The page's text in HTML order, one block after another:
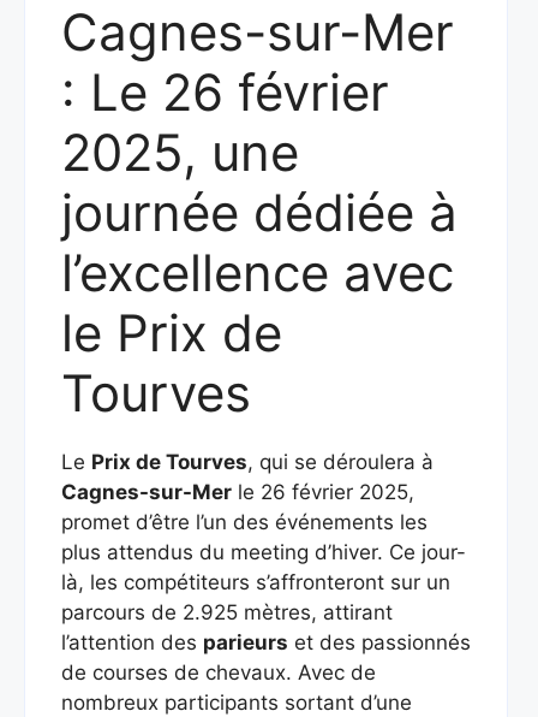
Cagnes-sur-Mer
: Le 26 février
2025, une
journée dédiée à
l’excellence avec
le Prix de
Tourves
Le Prix de Tourves, qui se déroulera à
Cagnes-sur-Mer le 26 février 2025,
promet d’être l’un des événements les
plus attendus du meeting d’hiver. Ce jour-
là, les compétiteurs s’affronteront sur un
parcours de 2.925 mètres, attirant
l’attention des parieurs et des passionnés
de courses de chevaux. Avec de
nombreux participants sortant d’une